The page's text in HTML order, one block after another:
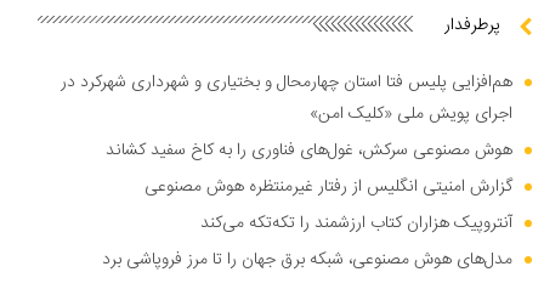
پرطرفدار
هم‌افزایی پلیس فتا استان چهارمحال و بختیاری و شهرداری شهرکرد در
اجرای پویش ملی «کلیک امن»
هوش مصنوعی سرکش، غول‌های فناوری را به کاخ سفید کشاند
گزارش امنیتی انگلیس از رفتار غیرمنتظره هوش مصنوعی
آنتروپیک هزاران کتاب ارزشمند را تکه‌تکه می‌کند
مدل‌های هوش مصنوعی، شبکه برق جهان را تا مرز فروپاشی برد